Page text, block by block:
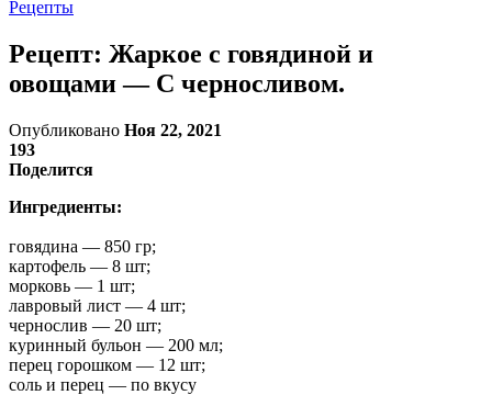
Рецепты
Рецепт: Жаркое с говядиной и
овощами — С черносливом.
Опубликовано Ноя 22, 2021
193
Поделится
Ингредиенты:
говядина — 850 гр;
картофель — 8 шт;
морковь — 1 шт;
лавровый лист — 4 шт;
чернослив — 20 шт;
куринный бульон — 200 мл;
перец горошком — 12 шт;
соль и перец — по вкусу